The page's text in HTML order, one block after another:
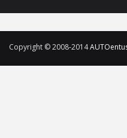
Copyright © 2008-2014